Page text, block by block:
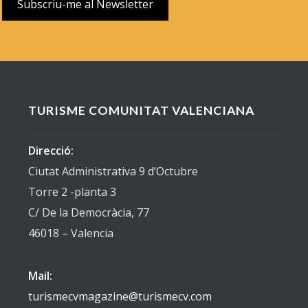
TURISME COMUNITAT VALENCIANA
Direcció:
Ciutat Administrativa 9 d’Octubre
Torre 2 -planta 3
C/ De la Democràcia, 77
46018 – Valencia
Mail:
turismecvmagazine@turismecv.com